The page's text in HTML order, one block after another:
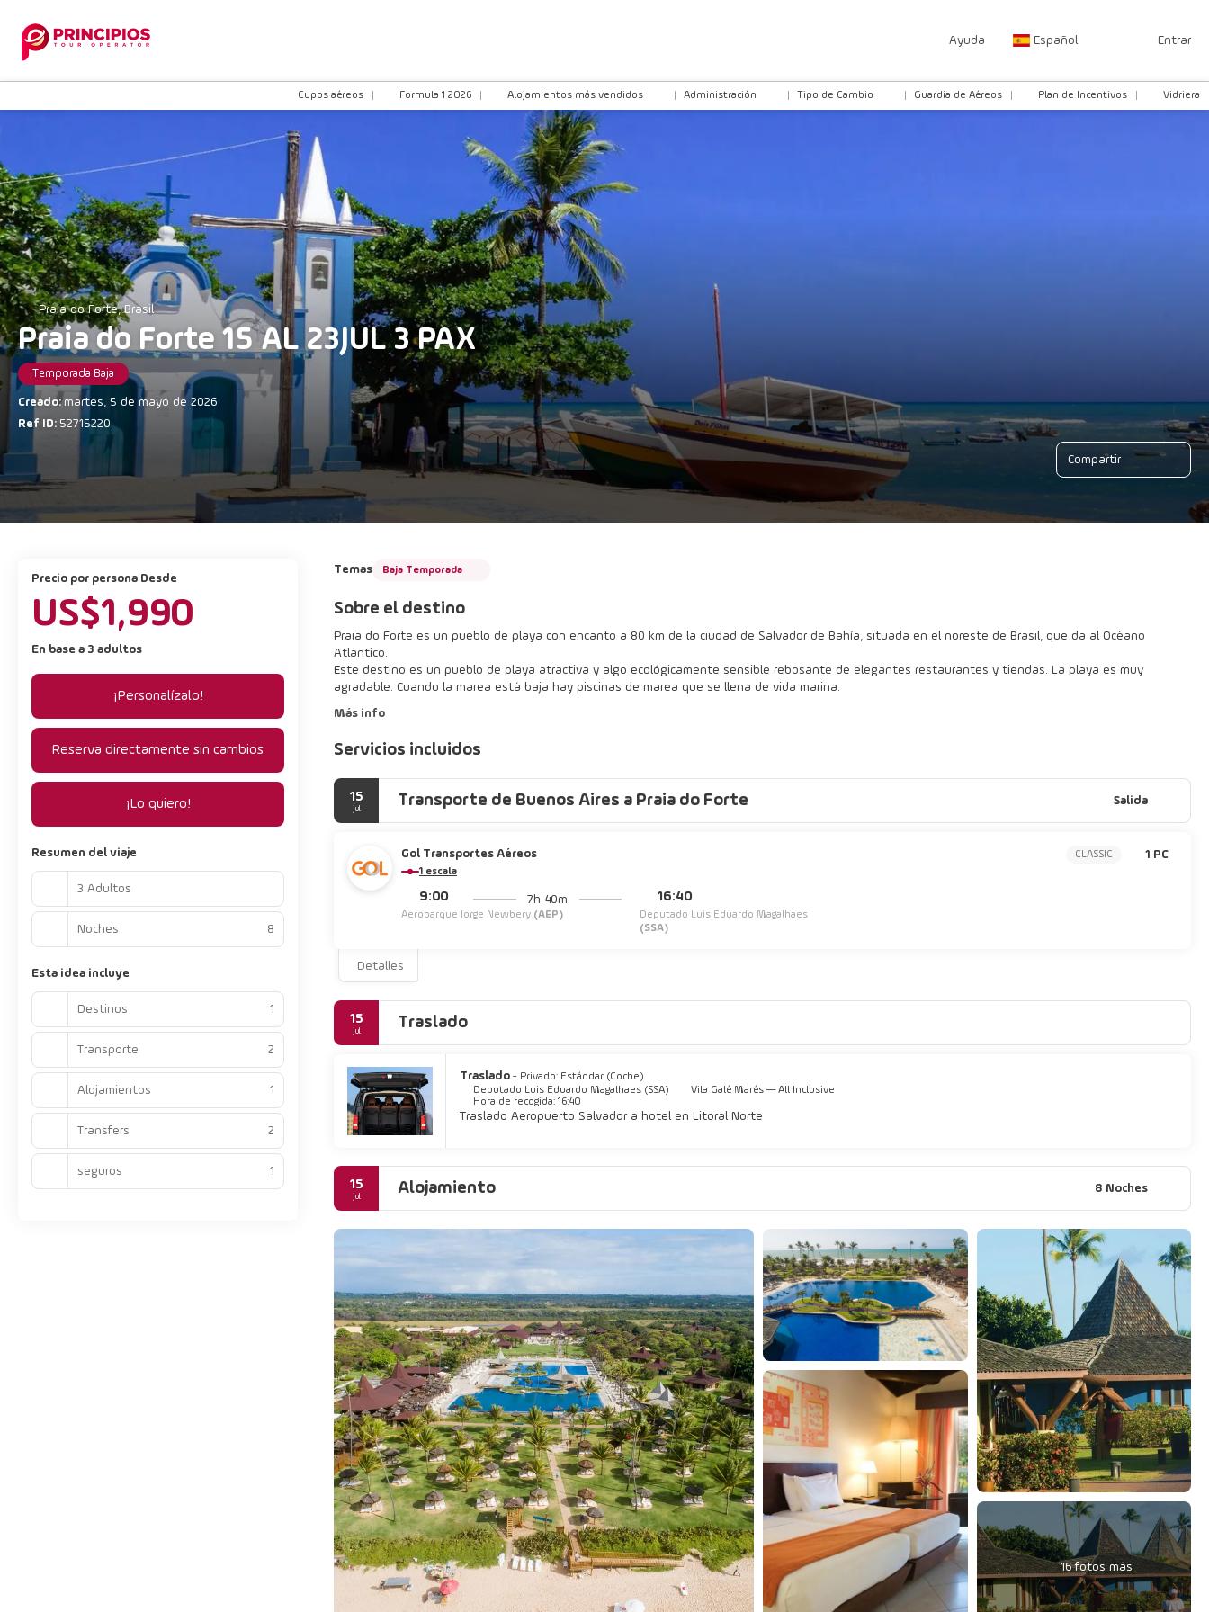
Ayuda Español Entrar
Cupos aéreos Formula 1 2026 Alojamientos más vendidos Administración Tipo de Cambio Guardia de Aéreos Plan de Incentivos Vidriera
Praia do Forte, Brasil
Praia do Forte 15 AL 23JUL 3 PAX
Temporada Baja
Creado: martes, 5 de mayo de 2026
Ref ID: 52715220
Compartir
Temas Baja Temporada
Sobre el destino
Praia do Forte es un pueblo de playa con encanto a 80 km de la ciudad de Salvador de Bahía, situada en el noreste de Brasil, que da al Océano
Atlántico.
Este destino es un pueblo de playa atractiva y algo ecológicamente sensible rebosante de elegantes restaurantes y tiendas. La playa es muy
agradable. Cuando la marea está baja hay piscinas de marea que se llena de vida marina.
Más info
Servicios incluidos
15
jul Transporte de Buenos Aires a Praia do Forte Salida
Gol Transportes Aéreos
1 escala
9:00
Aeroparque Jorge Newbery (AEP)
7h 40m 16:40
Deputado Luis Eduardo Magalhaes
(SSA)
CLASSIC 1 PC
Detalles
15
jul Traslado
Traslado - Privado: Estándar (Coche)
Deputado Luis Eduardo Magalhaes (SSA)
Vila Galé Marés — All Inclusive
Hora de recogida: 16:40
Traslado Aeropuerto Salvador a hotel en Litoral Norte
15
jul Alojamiento 8 Noches
16 fotos más
precio por persona Desde
US$1,990
En base a 3 adultos
¡Personalízalo!
Reserva directamente sin cambios
¡Lo quiero!
Resumen del viaje
3 Adultos
Noches 8
Esta idea incluye
Destinos 1
Transporte 2
Alojamientos 1
Transfers 2
seguros 1